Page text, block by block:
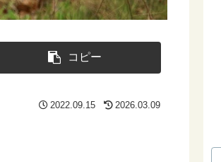
コピー
2022.09.15 2026.03.09